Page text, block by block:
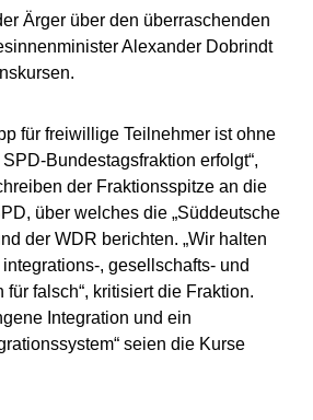
Ärger über den überraschenden
Alexander Dobrindt
für freiwillige Teilnehmer ist ohne
Bundestagsfraktion erfolgt“,
der Fraktionsspitze an die
über welches die „Süddeutsche
der WDR berichten. „Wir halten
, gesellschafts- und
falsch“, kritisiert die Fraktion.
Integration und ein
seien die Kurse